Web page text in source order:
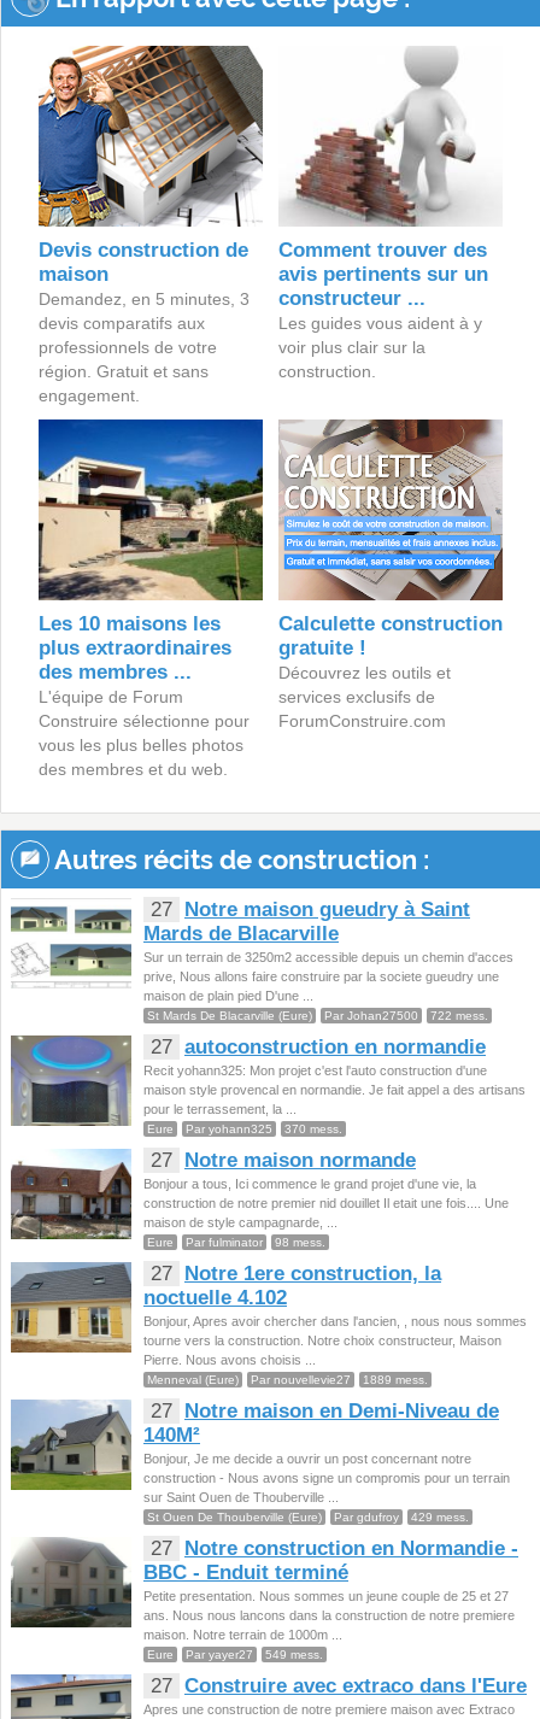
Devis construction de
maison
Demandez, en 5 minutes, 3
devis comparatifs aux
professionnels de votre
région. Gratuit et sans
engagement.
Comment trouver des
avis pertinents sur un
constructeur ...
Les guides vous aident à y
voir plus clair sur la
construction.
Les 10 maisons les
plus extraordinaires
des membres ...
L'équipe de Forum
Construire sélectionne pour
vous les plus belles photos
des membres et du web.
Calculette construction
gratuite !
Découvrez les outils et
services exclusifs de
ForumConstruire.com
Autres récits de construction :
27
Notre maison gueudry à Saint
Mards de Blacarville
Sur un terrain de 3250m2 accessible depuis un chemin d'acces
prive, Nous allons faire construire par la societe gueudry une
maison de plain pied D'une ...
St Mards De Blacarville (Eure) Par Johan27500 722 mess.
27 autoconstruction en normandie
Recit yohann325: Mon projet c'est l'auto construction d'une
maison style provencal en normandie. Je fait appel a des artisans
pour le terrassement, la ...
Eure Par yohann325 370 mess.
27 Notre maison normande
Bonjour a tous, Ici commence le grand projet d'une vie, la
construction de notre premier nid douillet Il etait une fois.... Une
maison de style campagnarde, ...
Eure Par fulminator 98 mess.
27
Notre 1ere construction, la
noctuelle 4.102
Bonjour, Apres avoir chercher dans l'ancien, , nous nous sommes
tourne vers la construction. Notre choix constructeur, Maison
Pierre. Nous avons choisis ...
Menneval (Eure) Par nouvellevie27 1889 mess.
27
Notre maison en Demi-Niveau de
140M²
Bonjour, Je me decide a ouvrir un post concernant notre
construction - Nous avons signe un compromis pour un terrain
sur Saint Ouen de Thouberville ...
St Ouen De Thouberville (Eure) Par gdufroy 429 mess.
27
Notre construction en Normandie -
BBC - Enduit terminé
Petite presentation. Nous sommes un jeune couple de 25 et 27
ans. Nous nous lancons dans la construction de notre premiere
maison. Notre terrain de 1000m ...
Eure Par yayer27 549 mess.
27 Construire avec extraco dans l'Eure
Apres une construction de notre premiere maison avec Extraco